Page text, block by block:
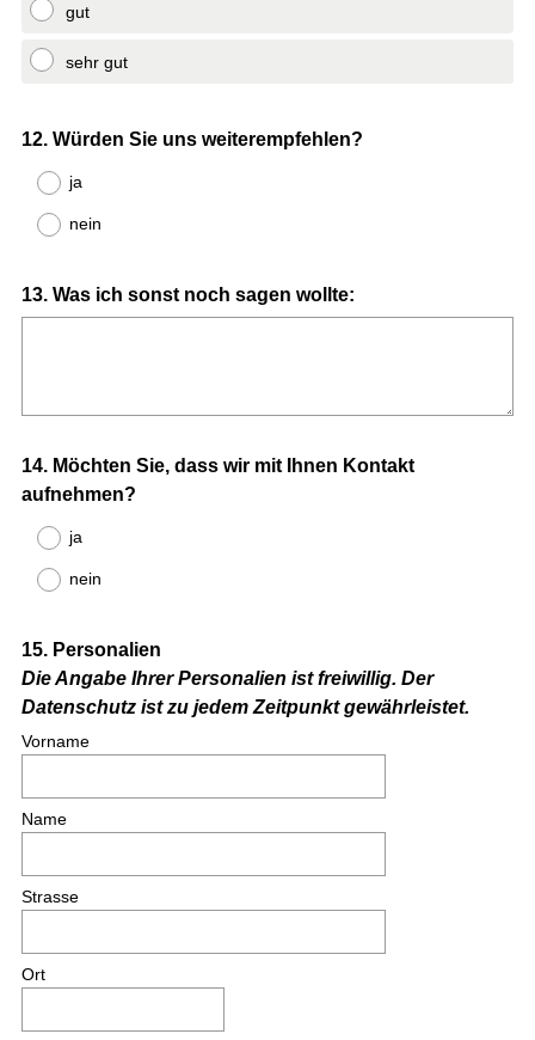
gut
sehr gut
Question
Title
12. Würden Sie uns weiterempfehlen?
ja
nein
Question
13. Was ich sonst noch sagen wollte:
Question
Title
14. Möchten Sie, dass wir mit Ihnen Kontakt
aufnehmen?
ja
nein
Question
Title
15. Personalien
Die Angabe Ihrer Personalien ist freiwillig. Der
Datenschutz ist zu jedem Zeitpunkt gewährleistet.
Vorname
Name
Strasse
Ort